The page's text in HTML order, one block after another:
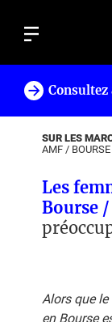
Consultez
SUR LES
AMF / BOURSE
Les
Bourse /
Alors que le
en Bourse